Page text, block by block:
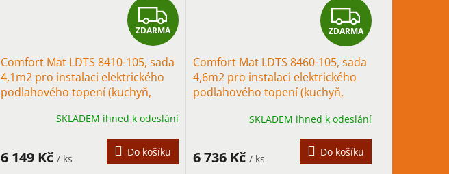
Z
D
A
M
A
ZDARMA
Comfort Mat LDTS 8410-105, sada
4,1m2 pro instalaci elektrického
podlahového topení (kuchyň,
SKLADEM ihned k odeslání
6 149 Kč / ks
Do košíku
Z
D
A
M
A
ZDARMA
Comfort Mat LDTS 8460-105, sada
4,6m2 pro instalaci elektrického
podlahového topení (kuchyň,
SKLADEM ihned k odeslání
6 736 Kč / ks
Do košíku